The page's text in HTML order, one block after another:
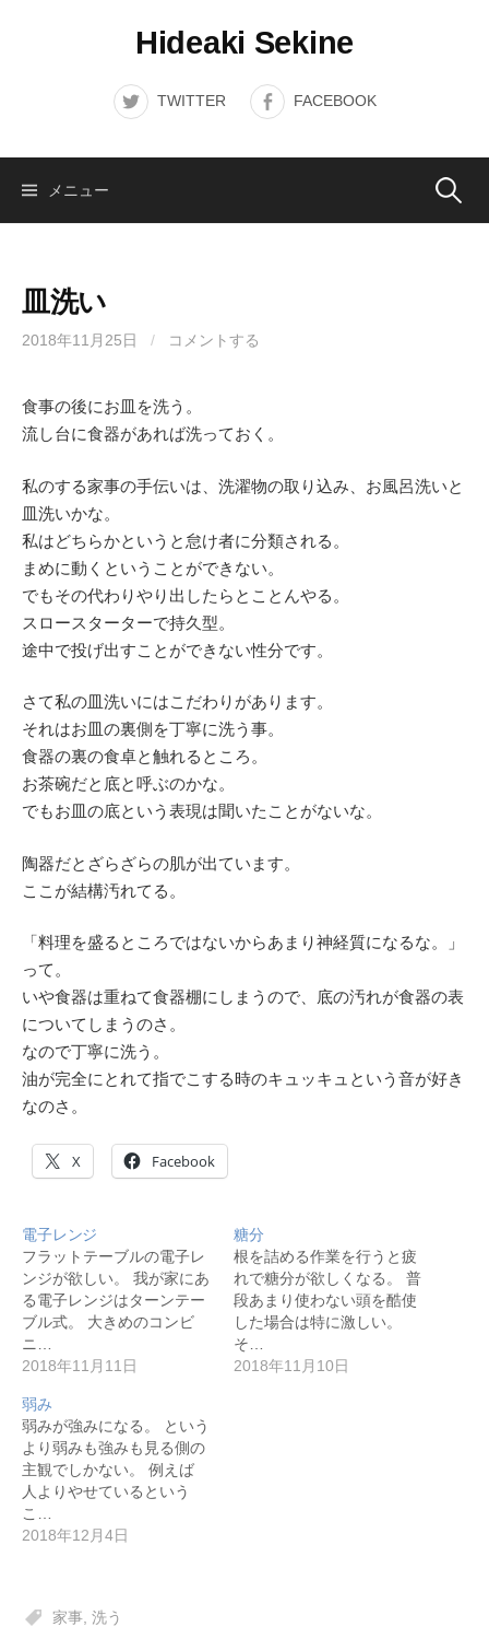
Hideaki Sekine
TWITTER FACEBOOK
メニュー 検
皿洗い
2018年11月25日 / コメントする
食事の後にお皿を洗う。
流し台に食器があれば洗っておく。
私のする家事の手伝いは、洗濯物の取り込み、お風呂洗いと
皿洗いかな。
私はどちらかというと怠け者に分類される。
まめに動くということができない。
でもその代わりやり出したらとことんやる。
スロースターターで持久型。
途中で投げ出すことができない性分です。
さて私の皿洗いにはこだわりがあります。
それはお皿の裏側を丁寧に洗う事。
食器の裏の食卓と触れるところ。
お茶碗だと底と呼ぶのかな。
でもお皿の底という表現は聞いたことがないな。
陶器だとざらざらの肌が出ています。
ここが結構汚れてる。
「料理を盛るところではないからあまり神経質になるな。」
って。
いや食器は重ねて食器棚にしまうので、底の汚れが食器の表
についてしまうのさ。
なので丁寧に洗う。
油が完全にとれて指でこする時のキュッキュという音が好き
なのさ。
X Facebook
電子レンジ
フラットテーブルの電子レ
ンジが欲しい。 我が家にあ
る電子レンジはターンテー
ブル式。 大きめのコンビ
ニ…
2018年11月11日
糖分
根を詰める作業を行うと疲
れで糖分が欲しくなる。 普
段あまり使わない頭を酷使
した場合は特に激しい。
そ…
2018年11月10日
弱み
弱みが強みになる。 という
より弱みも強みも見る側の
主観でしかない。 例えば
人よりやせているという
こ…
2018年12月4日
家事 洗う